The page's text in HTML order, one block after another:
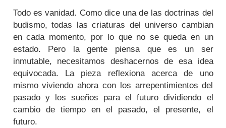
Todo es vanidad. Como dice una de las doctrinas del
budismo, todas las criaturas del universo cambian
en cada momento, por lo que no se queda en un
estado. Pero la gente piensa que es un ser
inmutable, necesitamos deshacernos de esa idea
equivocada. La pieza reflexiona acerca de uno
mismo viviendo ahora con los arrepentimientos del
pasado y los sueños para el futuro dividiendo el
cambio de tiempo en el pasado, el presente, el
futuro.